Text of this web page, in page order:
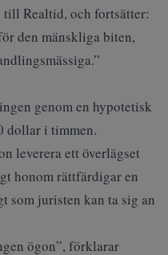
Realtid, och fortsätter:
den mänskliga biten,
genom en hypotetisk
dollar i timmen.
leverera ett överlägset
honom rättfärdigar en
som juristen kan ta sig an
ögon”, förklarar